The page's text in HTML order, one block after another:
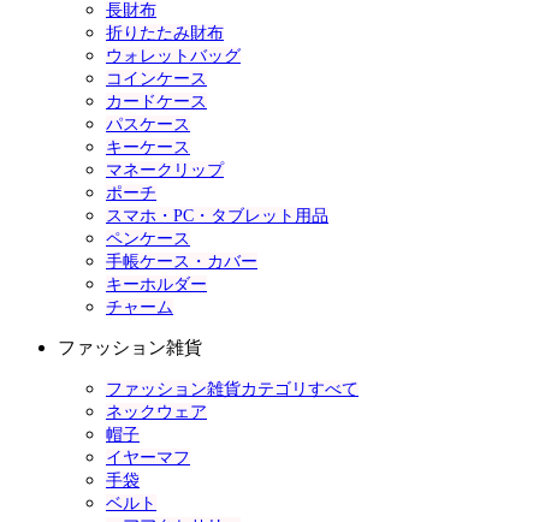
長財布
折りたたみ財布
ウォレットバッグ
コインケース
カードケース
パスケース
キーケース
マネークリップ
ポーチ
スマホ・PC・タブレット用品
ペンケース
手帳ケース・カバー
キーホルダー
チャーム
ファッション雑貨
ファッション雑貨カテゴリすべて
ネックウェア
帽子
イヤーマフ
手袋
ベルト